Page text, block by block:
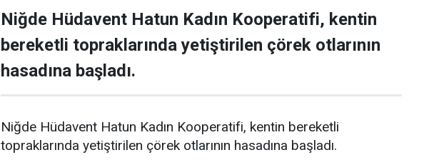
Niğde Hüdavent Hatun Kadın Kooperatifi, kentin
bereketli topraklarında yetiştirilen çörek otlarının
hasadına başladı.
Niğde Hüdavent Hatun Kadın Kooperatifi, kentin bereketli
topraklarında yetiştirilen çörek otlarının hasadına başladı.